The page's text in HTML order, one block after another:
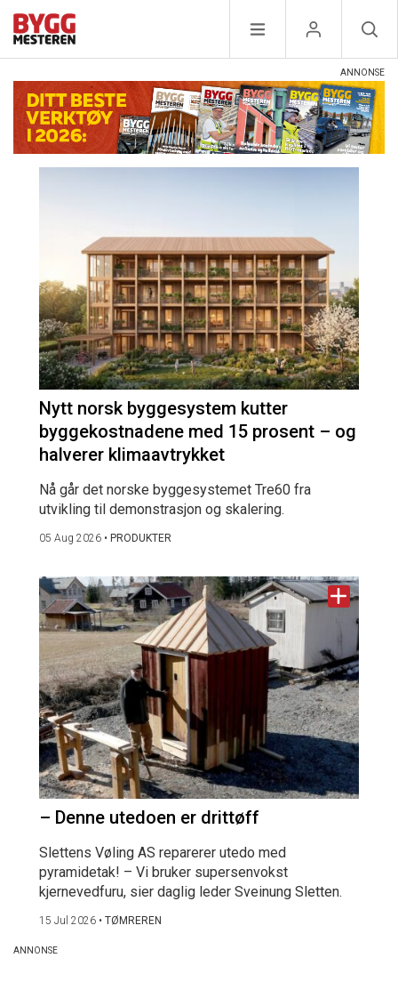
Nytt norsk byggesystem kutter
byggekostnadene med 15 prosent – og
halverer klimaavtrykket
Nå går det norske byggesystemet Tre60 fra
utvikling til demonstrasjon og skalering.
05 Aug 2026 • PRODUKTER
– Denne utedoen er drittøff
Slettens Vøling AS reparerer utedo med
pyramidetak! – Vi bruker supersenvokst
kjernevedfuru, sier daglig leder Sveinung Sletten.
15 Jul 2026 • TØMREREN